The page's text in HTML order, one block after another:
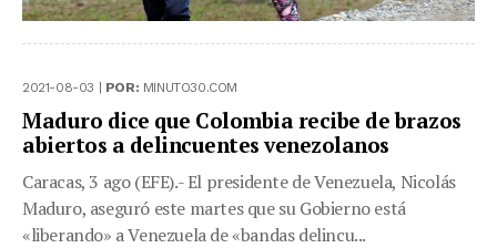
2021-08-03 | POR: MINUTO30.COM
Maduro dice que Colombia recibe de brazos
abiertos a delincuentes venezolanos
Caracas, 3 ago (EFE).- El presidente de Venezuela, Nicolás
Maduro, aseguró este martes que su Gobierno está
«liberando» a Venezuela de «bandas delincu...